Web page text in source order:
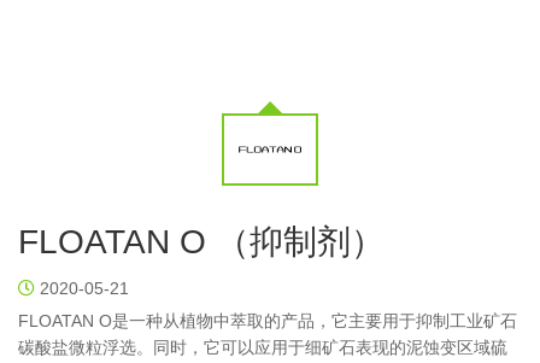
FLOATAN O （抑制剂）
2020-05-21
FLOATAN O是一种从植物中萃取的产品，它主要用于抑制工业矿石
碳酸盐微粒浮选。同时，它可以应用于细矿石表现的泥蚀变区域硫